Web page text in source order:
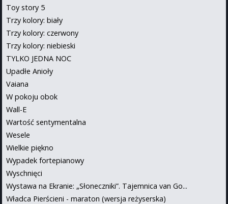
Toy story 5
Trzy kolory: biały
Trzy kolory: czerwony
Trzy kolory: niebieski
TYLKO JEDNA NOC
Upadłe Anioły
Vaiana
W pokoju obok
Wall-E
Wartość sentymentalna
Wesele
Wielkie piękno
Wypadek fortepianowy
Wyschnięci
Wystawa na Ekranie: „Słoneczniki”. Tajemnica van Go...
Władca Pierścieni - maraton (wersja reżyserska)